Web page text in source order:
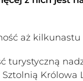
aż
turystyczną
Królowa